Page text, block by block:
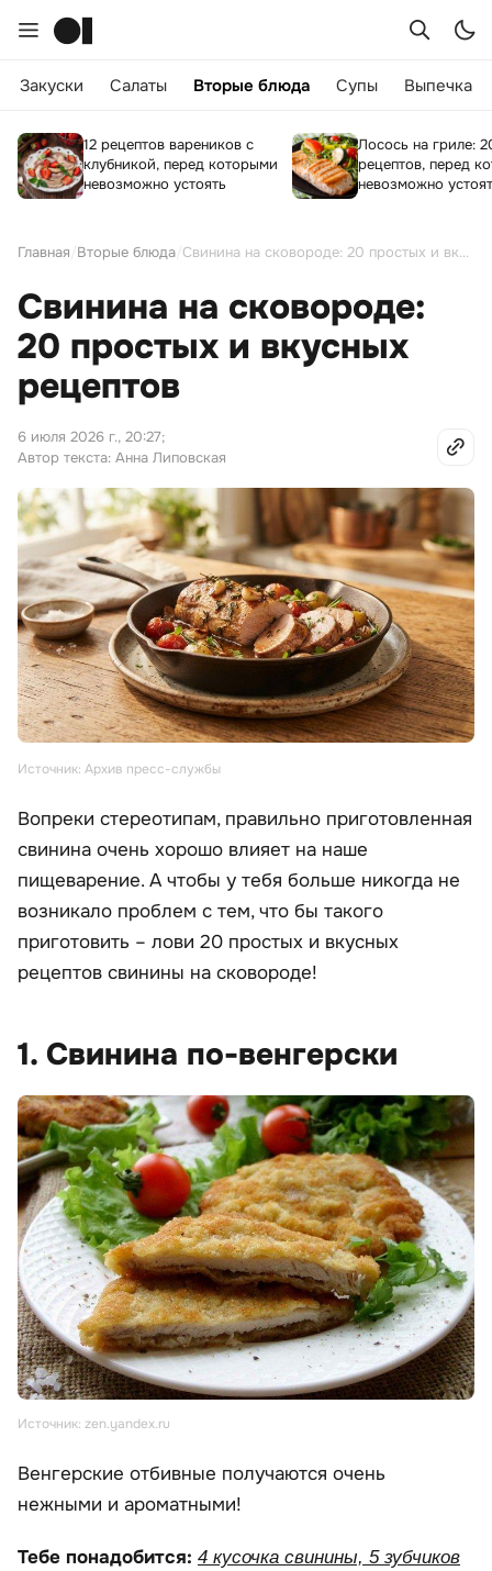
Закуски Салаты Вторые блюда Супы Выпечка
12 рецептов вареников с
клубникой, перед которыми
невозможно устоять
Лосось на гриле:
рецептов, перед
невозможно
Главная Вторые блюда Свинина на сковороде: 20 простых и вкусных рецептов
Свинина на сковороде:
20 простых и вкусных
рецептов
6 июля 2026 г., 20:27;
Автор текста: Анна Липовская
Источник: Архив пресс-службы
Вопреки стереотипам, правильно приготовленная
свинина очень хорошо влияет на наше
пищеварение. А чтобы у тебя больше никогда не
возникало проблем с тем, что бы такого
приготовить – лови 20 простых и вкусных
рецептов свинины на сковороде!
1. Свинина по-венгерски
Источник: zen.yandex.ru
Венгерские отбивные получаются очень
нежными и ароматными!
Тебе понадобится: 4 кусочка свинины, 5 зубчиков